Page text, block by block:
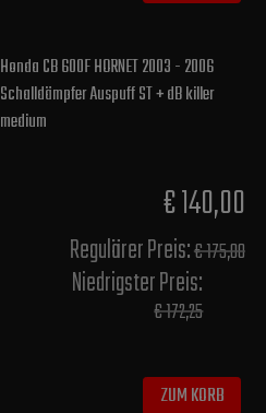
Honda CB 600F HORNET 2003 - 2006
Schalldämpfer Auspuff ST + dB killer
medium
€ 140,00
Regulärer Preis:€ 175,00
Niedrigster Preis:
€ 172,25
ZUM KORB